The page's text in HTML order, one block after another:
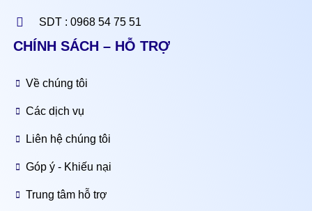
SDT : 0968 54 75 51
CHÍNH SÁCH – HỖ TRỢ
Về chúng tôi
Các dịch vụ
Liên hệ chúng tôi
Góp ý - Khiếu nại
Trung tâm hỗ trợ